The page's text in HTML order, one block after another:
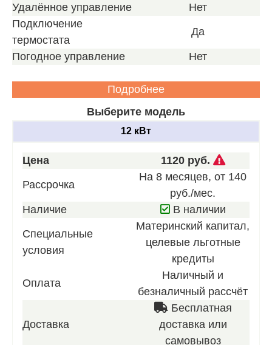
Удалённое управление
Нет
Подключение
термостата
Да
Погодное управление Нет
Подробнее
Выберите модель
12 кВт
Цена 1120 руб.
Звоните
для
нашего
лучшего
Рассрочка
На 8 месяцев, от 140
руб./мес.
Наличие
В наличии
Специальные
условия
Материнский капитал,
целевые льготные
кредиты
Оплата
Наличный и
безналичный рассчёт
Доставка
Бесплатная
доставка или
самовывоз